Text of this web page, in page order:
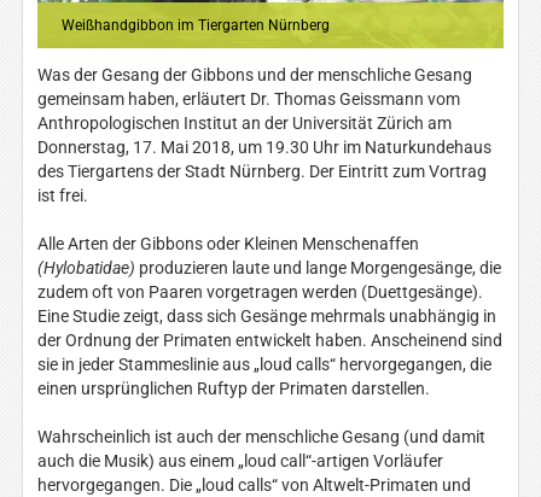
Weißhandgibbon im Tiergarten Nürnberg
Was der Gesang der Gibbons und der menschliche Gesang
gemeinsam haben, erläutert Dr. Thomas Geissmann vom
Anthropologischen Institut an der Universität Zürich am
Donnerstag, 17. Mai 2018, um 19.30 Uhr im Naturkundehaus
des Tiergartens der Stadt Nürnberg. Der Eintritt zum Vortrag
ist frei.
Alle Arten der Gibbons oder Kleinen Menschenaffen
(Hylobatidae) produzieren laute und lange Morgengesänge, die
zudem oft von Paaren vorgetragen werden (Duettgesänge).
Eine Studie zeigt, dass sich Gesänge mehrmals unabhängig in
der Ordnung der Primaten entwickelt haben. Anscheinend sind
sie in jeder Stammeslinie aus „loud calls“ hervorgegangen, die
einen ursprünglichen Ruftyp der Primaten darstellen.
Wahrscheinlich ist auch der menschliche Gesang (und damit
auch die Musik) aus einem „loud call“-artigen Vorläufer
hervorgegangen. Die „loud calls“ von Altwelt-Primaten und